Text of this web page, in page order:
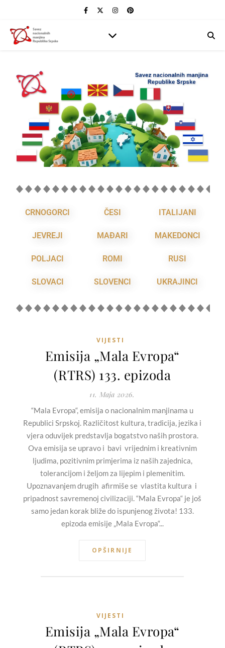
CRNOGORCI ČESI ITALIJANI
JEVREJI MAĐARI MAKEDONCI
POLJACI ROMI RUSI
SLOVACI SLOVENCI UKRAJINCI
VIJESTI
Emisija „Mala Evropa“
(RTRS) 133. epizoda
11. Maja 2026.
“Mala Evropa“, emisija o nacionalnim manjinama u
Republici Srpskoj. Različitost kultura, tradicija, jezika i
vjera oduvijek predstavlja bogatstvo naših prostora.
Ova emisija se upravo i bavi vrijednim i kreativnim
ljudima, pozitivnim primjerima iz naših zajednica,
tolerancijom i željom za lijepim i plemenitim.
Upoznavanjem drugih afirmiše se vlastita kultura i
pripadnost savremenoj civilizaciji. “Mala Evropa“ je još
samo jedan korak bliže do ispunjenog života! 133.
epizoda emisije „Mala Evropa“...
OPŠIRNIJE
VIJESTI
Emisija „Mala Evropa“